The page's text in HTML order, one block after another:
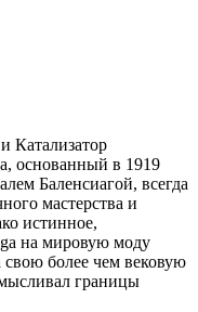
Катализатор
основанный в 1919
Баленсиагой, всегда
мастерства и
истинное,
на мировую моду
свою более чем вековую
границы